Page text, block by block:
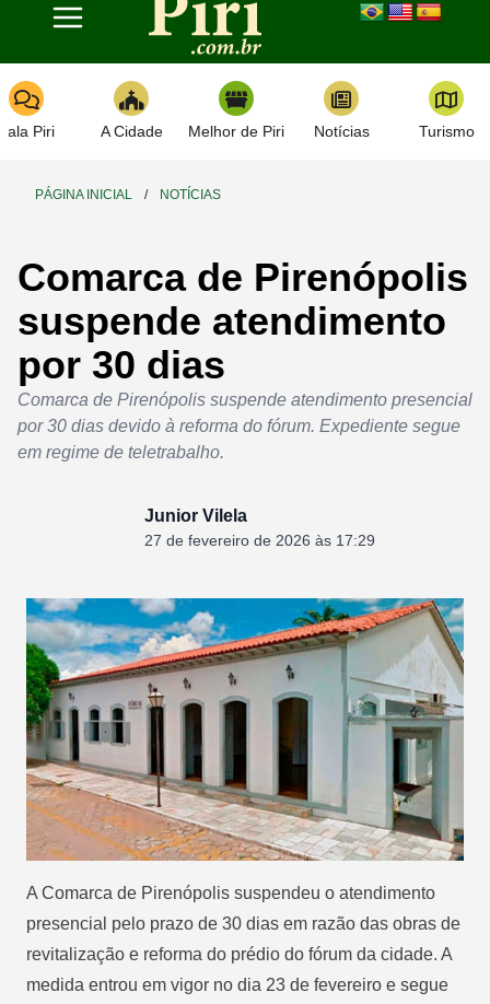
Toggle navigation
Piri A Cidade Melhor de Piri Notícias Turismo
PÁGINA INICIAL / NOTÍCIAS
Comarca de Pirenópolis
suspende atendimento
por 30 dias
Comarca de Pirenópolis suspende atendimento presencial
por 30 dias devido à reforma do fórum. Expediente segue
em regime de teletrabalho.
Junior Vilela
27 de fevereiro de 2026 às 17:29
A Comarca de Pirenópolis suspendeu o atendimento
presencial pelo prazo de 30 dias em razão das obras de
revitalização e reforma do prédio do fórum da cidade. A
medida entrou em vigor no dia 23 de fevereiro e segue